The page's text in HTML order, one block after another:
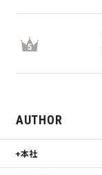
5
AUTHOR
本社